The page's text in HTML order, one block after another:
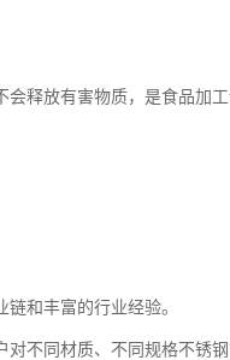
释放有害物质，是食品加
和丰富的行业经验。
不同材质、不同规格不锈钢